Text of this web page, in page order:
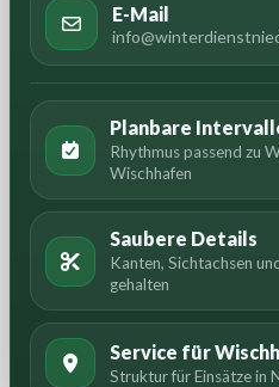
E-Mail
Planbare
Rhythmus passend zu
Wischhafen
Saubere Details
Kanten, Sichtachsen
gehalten
Service für
Struktur für Einsätze in